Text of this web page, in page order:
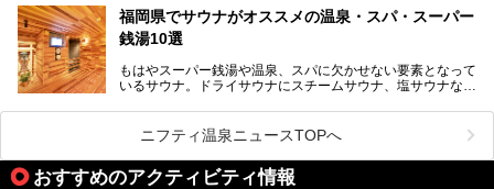
常連客で賑わっています。
そこで今回は、ニフティ温泉ライターである筆者が現地体
ューズメント・宿泊施設・グルメ・その他施設まで、多彩な
る全貌と魅力を徹底紹介します！
福岡県でサウナがオススメの温泉・スパ・スーパー
銭湯10選
もはやスーパー銭湯や温泉、スパに欠かせない要素となって
いるサウナ。ドライサウナにスチームサウナ、塩サウナな
ペース、ロウリュウなど、心ゆくまで楽しむためのサービス
が充実した施設も多くみられます。
今回はそんなサウナにこだわった、福岡県内のオススメ温
泉・銭湯・スパを10件紹介したいと思います！
ニフティ温泉ニュースTOPへ
おすすめのアクティビティ情報